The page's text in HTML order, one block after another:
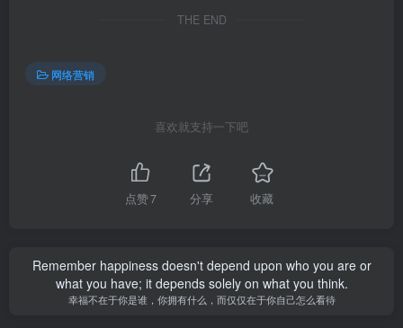
THE END
网络营销
喜欢就支持一下吧
点赞7 分享 收藏
Remember happiness doesn't depend upon who you are or
what you have; it depends solely on what you think.
幸福不在于你是谁，你拥有什么，而仅仅在于你自己怎么看待